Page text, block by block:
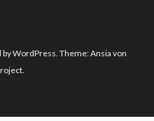
WordPress. Theme: Ansia von